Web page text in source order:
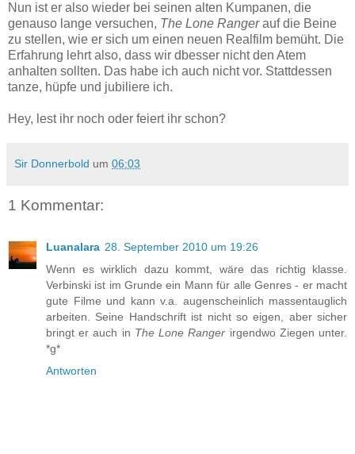
Nun ist er also wieder bei seinen alten Kumpanen, die
genauso lange versuchen, The Lone Rangerauf die Beine
zu stellen, wie er sich um einen neuen Realfilm bemüht. Die
Erfahrung lehrt also, dass wir dbesser nicht den Atem
anhalten sollten. Das habe ich auch nicht vor. Stattdessen
tanze, hüpfe und jubiliere ich.
Hey, lest ihr noch oder feiert ihr schon?
Sir Donnerbold um 06:03
1 Kommentar:
Luanalara 28. September 2010 um 19:26
Wenn es wirklich dazu kommt, wäre das richtig klasse.
Verbinski ist im Grunde ein Mann für alle Genres - er macht
gute Filme und kann v.a. augenscheinlich massentauglich
arbeiten. Seine Handschrift ist nicht so eigen, aber sicher
bringt er auch in The Lone Ranger irgendwo Ziegen unter.
*g*
Antworten